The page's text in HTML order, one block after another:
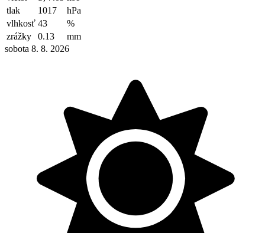
tlak
1017
hPa
vlhkosť 43
%
zrážky
0.13
mm
sobota 8. 8. 2026